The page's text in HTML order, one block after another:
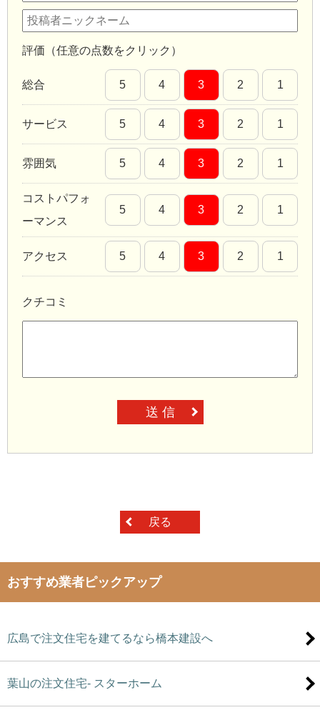
評価（任意の点数をクリック）
総合 5 4 3 2 1
サービス 5 4 3 2 1
雰囲気 5 4 3 2 1
コストパフォ
ーマンス
5 4 3 2 1
アクセス 5 4 3 2 1
クチコミ
送 信
戻る
おすすめ業者ピックアップ
広島で注文住宅を建てるなら橋本建設へ
葉山の注文住宅- スターホーム